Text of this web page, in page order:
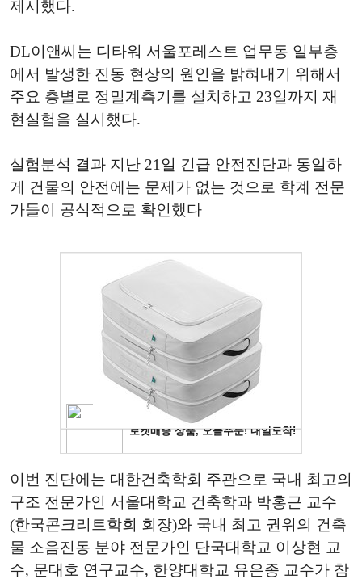
제시했다.
DL이앤씨는 디타워 서울포레스트 업무동 일부층
에서 발생한 진동 현상의 원인을 밝혀내기 위해서
주요 층별로 정밀계측기를 설치하고 23일까지 재
현실험을 실시했다.
실험분석 결과 지난 21일 긴급 안전진단과 동일하
게 건물의 안전에는 문제가 없는 것으로 학계 전문
가들이 공식적으로 확인했다
이번 진단에는 대한건축학회 주관으로 국내 최고의
구조 전문가인 서울대학교 건축학과 박홍근 교수
(한국콘크리트학회 회장)와 국내 최고 권위의 건축
물 소음진동 분야 전문가인 단국대학교 이상현 교
수, 문대호 연구교수, 한양대학교 유은종 교수가 참